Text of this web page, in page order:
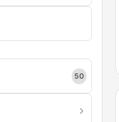
50